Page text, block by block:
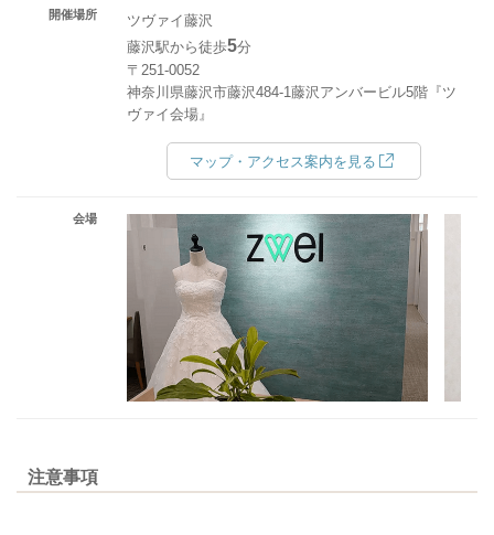
開催場所
ツヴァイ藤沢
藤沢駅から徒歩5分
〒251-0052
神奈川県藤沢市藤沢484-1藤沢アンバービル5階『ツ
ヴァイ会場』
マップ・アクセス案内を見る
会場
注意事項